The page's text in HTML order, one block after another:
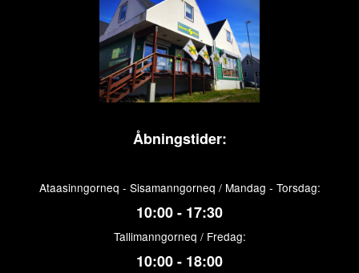
Åbningstider:
Ataasinngorneq - Sisamanngorneq / Mandag - Torsdag:
10:00 - 17:30
Tallimanngorneq / Fredag:
10:00 - 18:00